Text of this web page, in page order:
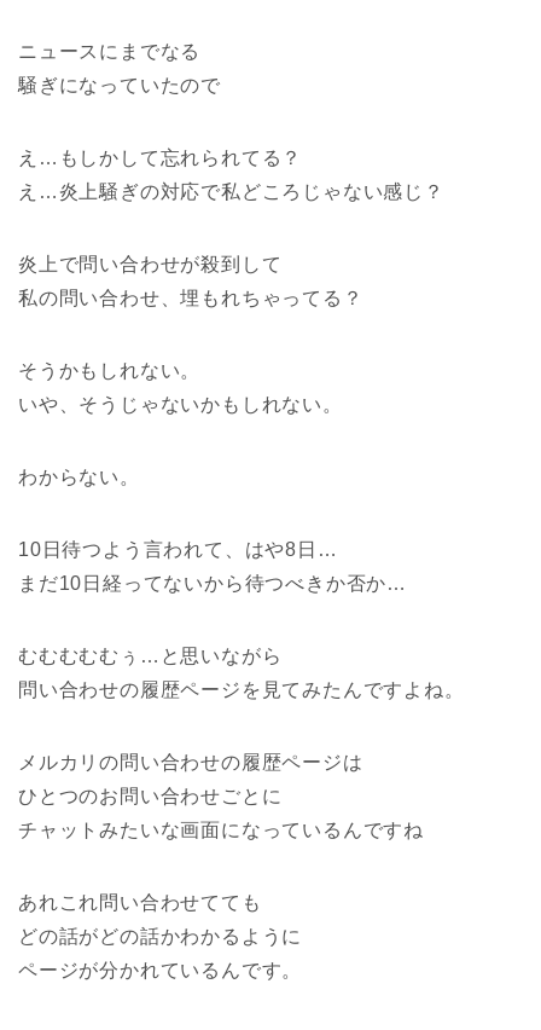
ニュースにまでなる
騒ぎになっていたので
え…もしかして忘れられてる？
え…炎上騒ぎの対応で私どころじゃない感じ？
炎上で問い合わせが殺到して
私の問い合わせ、埋もれちゃってる？
そうかもしれない。
いや、そうじゃないかもしれない。
わからない。
10日待つよう言われて、はや8日…
まだ10日経ってないから待つべきか否か…
むむむむむぅ…と思いながら
問い合わせの履歴ページを見てみたんですよね。
メルカリの問い合わせの履歴ページは
ひとつのお問い合わせごとに
チャットみたいな画面になっているんですね
あれこれ問い合わせてても
どの話がどの話かわかるように
ページが分かれているんです。